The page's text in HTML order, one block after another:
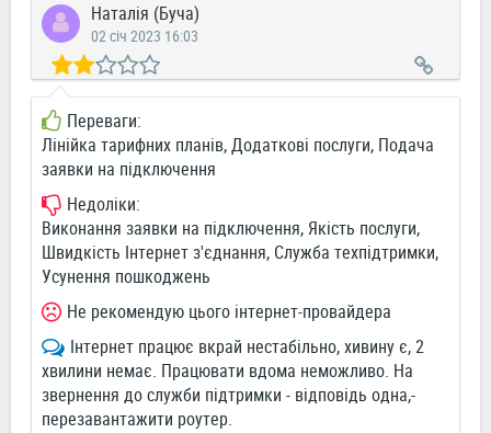
Наталія (Буча)
02 січ 2023 16:03
Переваги:
Лінійка тарифних планів, Додаткові послуги, Подача
заявки на підключення
Недоліки:
Виконання заявки на підключення, Якість послуги,
Швидкість Інтернет з'єднання, Служба техпідтримки,
Усунення пошкоджень
Не рекомендую цього інтернет-провайдера
Інтернет працює вкрай нестабільно, хивину є, 2
хвилини немає. Працювати вдома неможливо. На
звернення до служби підтримки - відповідь одна,-
перезавантажити роутер.